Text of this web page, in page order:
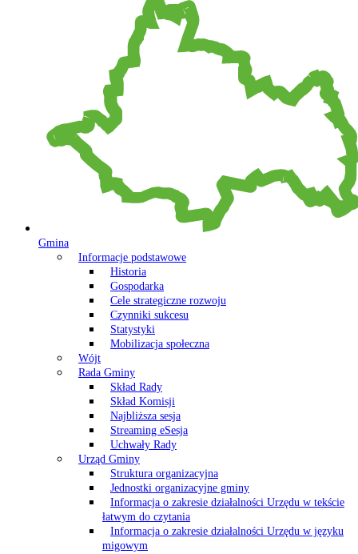
Gmina
Informacje podstawowe
Historia
Gospodarka
Cele strategiczne rozwoju
Czynniki sukcesu
Statystyki
Mobilizacja społeczna
Wójt
Rada Gminy
Skład Rady
Skład Komisji
Najbliższa sesja
Streaming eSesja
Uchwały Rady
Urząd Gminy
Struktura organizacyjna
Jednostki organizacyjne gminy
Informacja o zakresie działalności Urzędu w tekście
łatwym do czytania
Informacja o zakresie działalności Urzędu w języku
migowym